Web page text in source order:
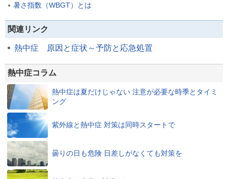
暑さ指数（WBGT）とは
関連リンク
熱中症 原因と症状～予防と応急処置
熱中症コラム
熱中症は夏だけじゃない 注意が必要な時季とタイミ
ング
紫外線と熱中症 対策は同時スタートで
曇りの日も危険 日差しがなくても対策を